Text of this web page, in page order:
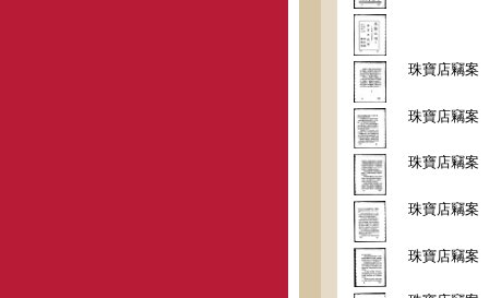
珠寶店竊案
珠寶店竊案
珠寶店竊案
珠寶店竊案
珠寶店竊案